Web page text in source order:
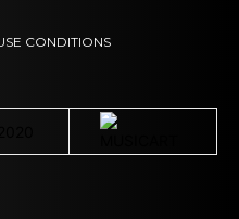
CONDITIONS